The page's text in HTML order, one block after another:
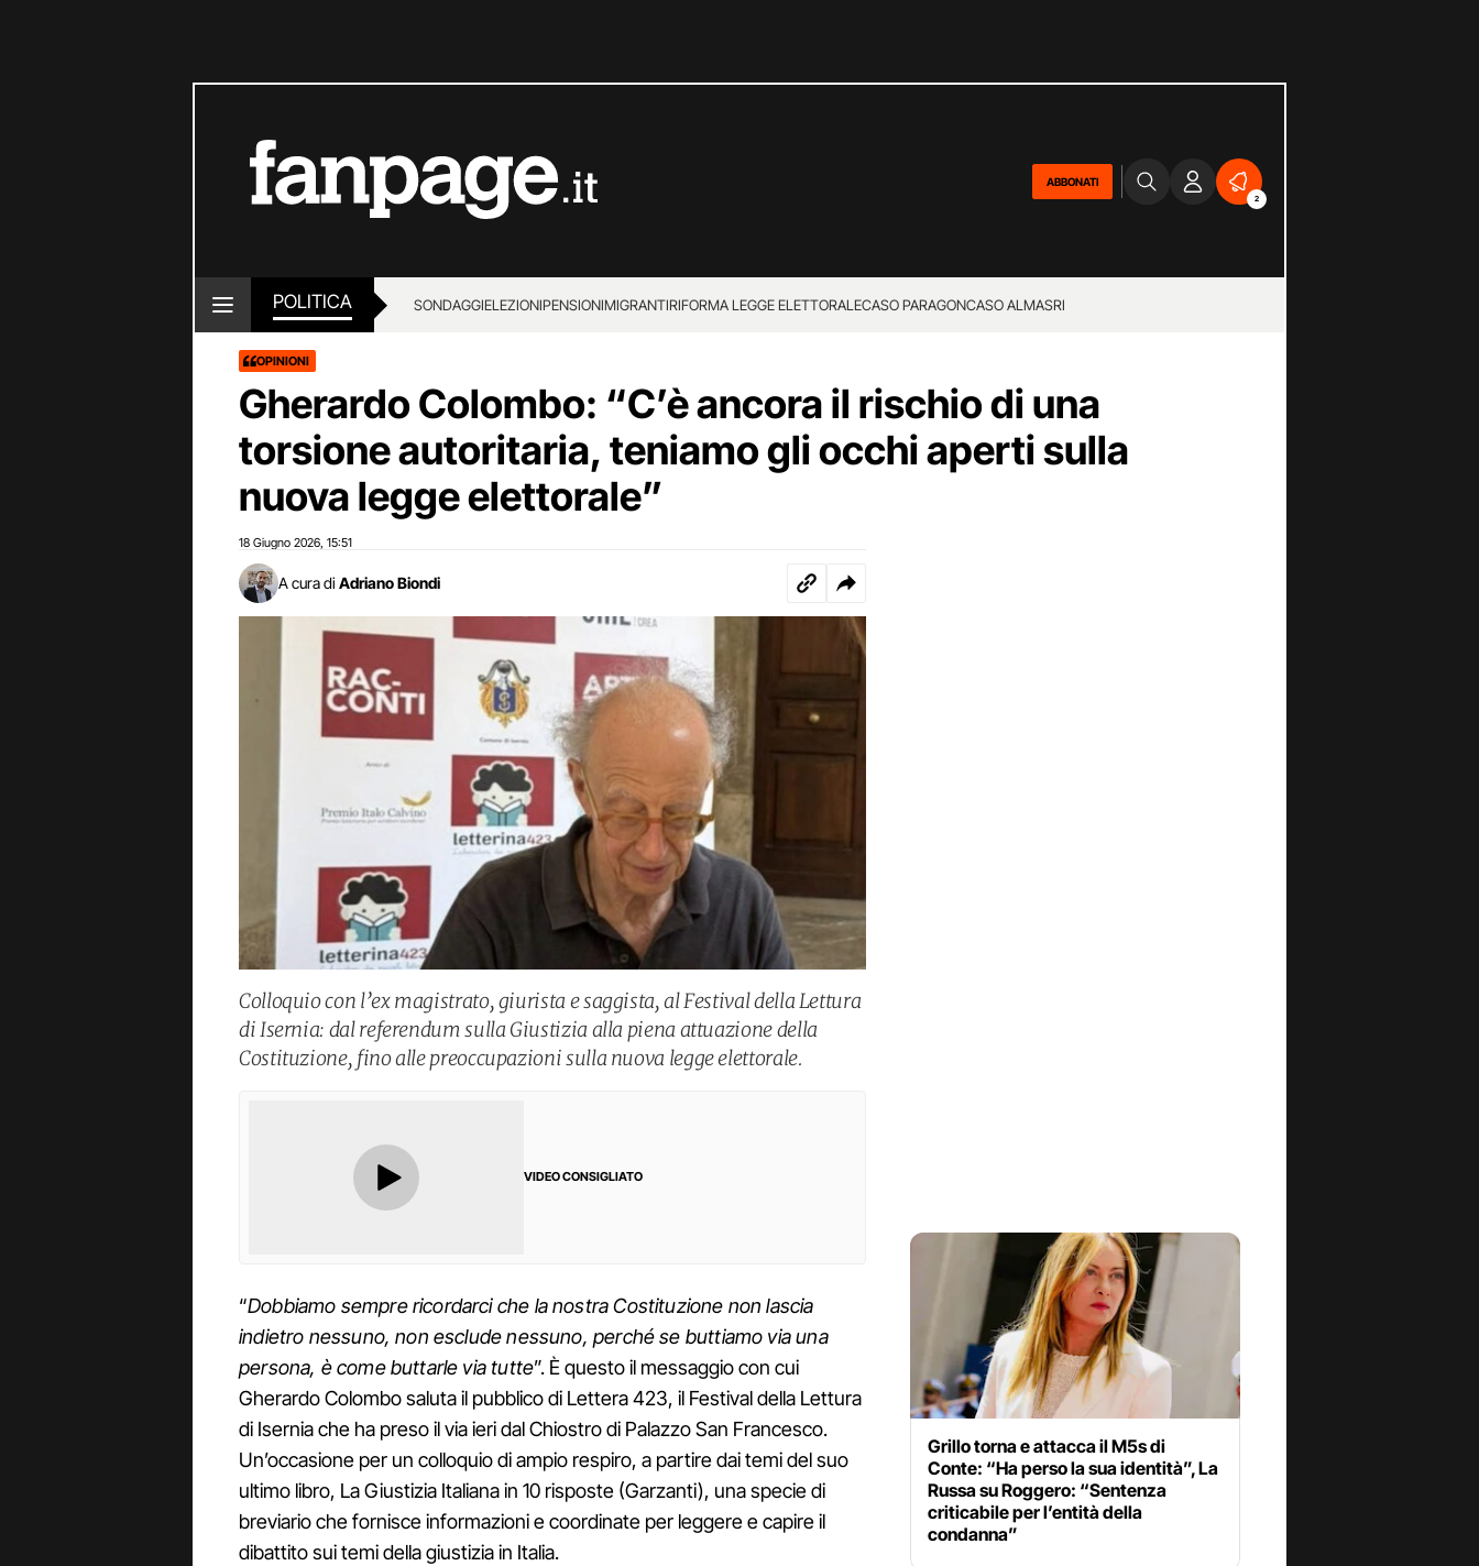
ABBONATI
2
POLITICA SONDAGGIELEZIONIPENSIONIMIGRANTIRIFORMA LEGGE ELETTORALECASO PARAGONCASO ALMASRI
OPINIONI
Gherardo Colombo: “C’è ancora il rischio di una
torsione autoritaria, teniamo gli occhi aperti sulla
nuova legge elettorale”
18 Giugno 2026 15:51
A cura di Adriano Biondi
Colloquio con l’ex magistrato, giurista e saggista, al Festival della Lettura
di Isernia: dal referendum sulla Giustizia alla piena attuazione della
Costituzione, fino alle preoccupazioni sulla nuova legge elettorale.
VIDEO CONSIGLIATO
“Dobbiamo sempre ricordarci che la nostra Costituzione non lascia
indietro nessuno, non esclude nessuno, perché se buttiamo via una
persona, è come buttarle via tutte”. È questo il messaggio con cui
Gherardo Colombo saluta il pubblico di Lettera 423, il Festival della Lettura
di Isernia che ha preso il via ieri dal Chiostro di Palazzo San Francesco.
Un’occasione per un colloquio di ampio respiro, a partire dai temi del suo
ultimo libro, La Giustizia Italiana in 10 risposte (Garzanti), una specie di
breviario che fornisce informazioni e coordinate per leggere e capire il
dibattito sui temi della giustizia in Italia.
Grillo torna e attacca il M5s di
Conte: “Ha perso la sua identità”, La
Russa su Roggero: “Sentenza
criticabile per l’entità della
condanna”